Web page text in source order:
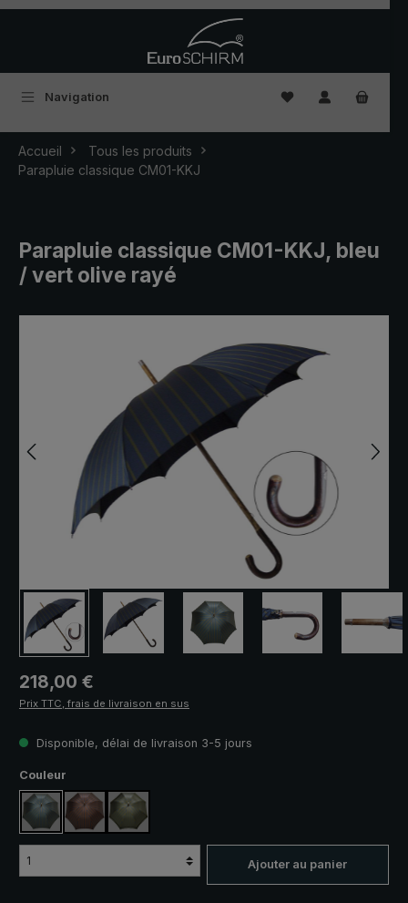
Navigation Vous avez 0
Accueil
Tous les produits
Parapluie classique CM01-KKJ
Parapluie classique CM01-KKJ, bleu
/ vert olive rayé
Prix régulier :
218,00 €
Prix TTC, frais de livraison en sus
Disponible, délai de livraison 3-5 jours
Sélectionnez
Couleur
bleu / vert olive rayé
brun / bleu rayévert olive / bleu rayé
Ajouter au panier